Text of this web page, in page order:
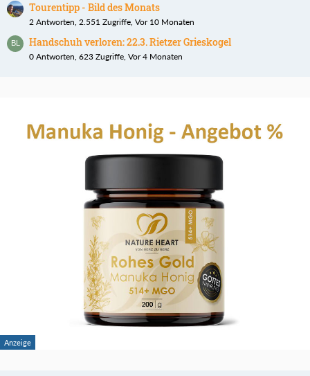
Tourentipp - Bild des Monats
2 Antworten, 2.551 Zugriffe, Vor 10 Monaten
Handschuh verloren: 22.3. Rietzer Grieskogel
0 Antworten, 623 Zugriffe, Vor 4 Monaten